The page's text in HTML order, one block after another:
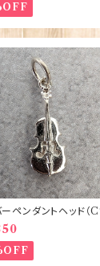
ペンダントヘッド（
リン ORTAK 70160